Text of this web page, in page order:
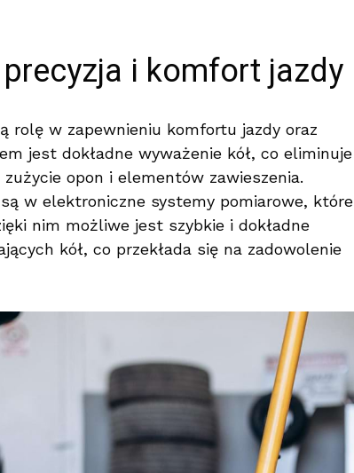
i komfort jazdy
rolę w zapewnieniu komfortu jazdy oraz
jest dokładne wyważenie kół, co eliminuje
opon i elementów zawieszenia.
w elektroniczne systemy pomiarowe, które
nim możliwe jest szybkie i dokładne
kół, co przekłada się na zadowolenie